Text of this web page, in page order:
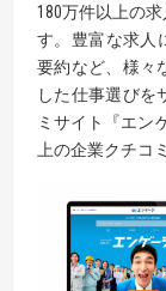
180万件以上の
す。豊富な求人
要約など、様々
した仕事選びを
ミサイト『エン
上の企業クチコ